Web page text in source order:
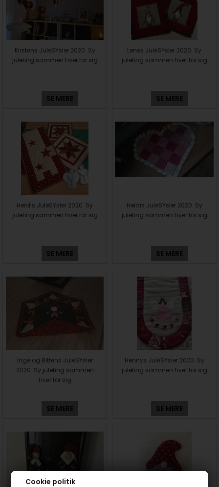
Cookie politik
Kirstens JuleSYsler 2020. Sy
juleting sammen hver for sig
SE MERE
Lenes JuleSYsler 2020. Sy
juleting sammen hver for sig
SE MERE
Herdis JuleSYsler 2020. Sy
juleting sammen hver for sig
SE MERE
Heidis JuleSYsler 2020. Sy
juleting sammen hver for sig
SE MERE
Inge og Bittens JuleSYsler
2020. Sy juleting sammen
hver for sig
SE MERE
Hennys JuleSYsler 2020. Sy
juleting sammen hver for sig
SE MERE